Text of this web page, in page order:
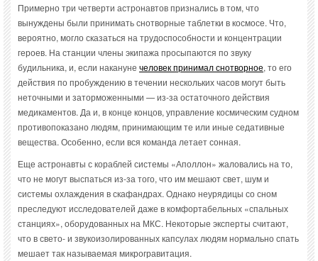
Примерно три четверти астронавтов признались в том, что
вынуждены были принимать снотворные таблетки в космосе. Что,
вероятно, могло сказаться на трудоспособности и концентрации
героев. На станции члены экипажа просыпаются по звуку
будильника, и, если накануне человек принимал снотворное, то его
действия по пробуждению в течении нескольких часов могут быть
неточными и заторможенными — из-за остаточного действия
медикаментов. Да и, в конце концов, управление космическим судном
противопоказано людям, принимающим те или иные седативные
вещества. Особенно, если вся команда летает сонная.
Еще астронавты с кораблей системы «Аполлон» жаловались на то,
что не могут выспаться из-за того, что им мешают свет, шум и
системы охлаждения в скафандрах. Однако неурядицы со сном
преследуют исследователей даже в комфортабельных «спальных
станциях», оборудованных на МКС. Некоторые эксперты считают,
что в свето- и звукоизолированных капсулах людям нормально спать
мешает так называемая микрогравитация.